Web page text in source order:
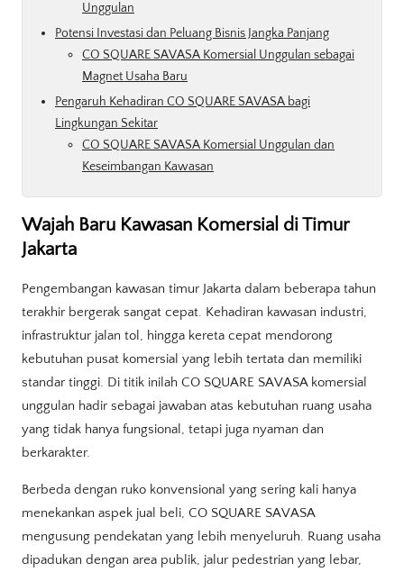
Unggulan
Potensi Investasi dan Peluang Bisnis Jangka Panjang
CO SQUARE SAVASA Komersial Unggulan sebagai
Magnet Usaha Baru
Pengaruh Kehadiran CO SQUARE SAVASA bagi
Lingkungan Sekitar
CO SQUARE SAVASA Komersial Unggulan dan
Keseimbangan Kawasan
Wajah Baru Kawasan Komersial di Timur
Jakarta
Pengembangan kawasan timur Jakarta dalam beberapa tahun
terakhir bergerak sangat cepat. Kehadiran kawasan industri,
infrastruktur jalan tol, hingga kereta cepat mendorong
kebutuhan pusat komersial yang lebih tertata dan memiliki
standar tinggi. Di titik inilah CO SQUARE SAVASA komersial
unggulan hadir sebagai jawaban atas kebutuhan ruang usaha
yang tidak hanya fungsional, tetapi juga nyaman dan
berkarakter.
Berbeda dengan ruko konvensional yang sering kali hanya
menekankan aspek jual beli, CO SQUARE SAVASA
mengusung pendekatan yang lebih menyeluruh. Ruang usaha
dipadukan dengan area publik, jalur pedestrian yang lebar,